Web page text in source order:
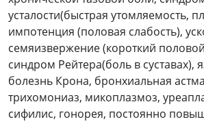
усталости(быстрая утомляемость,
импотенция (половая слабость),
семяизвержение (короткий
синдром Рейтера(боль в суставах),
болезнь Крона, бронхиальная
трихомониаз, микоплазмоз,
сифилис, гонорея, постоянно